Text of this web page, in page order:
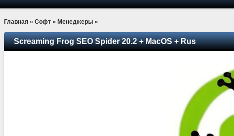
Главная » Софт » Менеджеры »
Screaming Frog SEO Spider 20.2 + MacOS + Rus